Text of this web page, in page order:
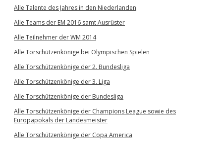
Alle Talente des Jahres in den Niederlanden
Alle Teams der EM 2016 samt Ausrüster
Alle Teilnehmer der WM 2014
Alle Torschützenkönige bei Olympischen Spielen
Alle Torschützenkönige der 2. Bundesliga
Alle Torschützenkönige der 3. Liga
Alle Torschützenkönige der Bundesliga
Alle Torschützenkönige der Champions League sowie des
Europapokals der Landesmeister
Alle Torschützenkönige der Copa America